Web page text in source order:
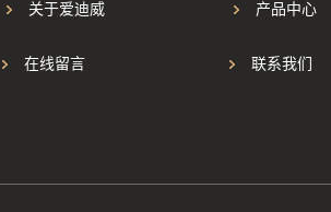
关于爱迪威 产品中心
在线留言 联系我们